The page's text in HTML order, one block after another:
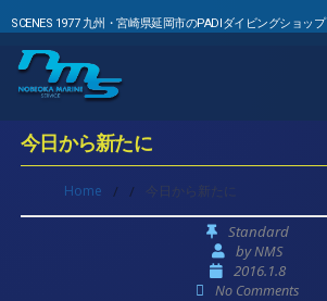
SCENES 1977 九州・宮崎県延岡市のPADIダイビングショップ
今日から新たに
Home / / 今日から新たに
Standard
byNMS
2016.1.8
No Comments